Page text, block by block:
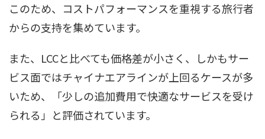
このため、コストパフォーマンスを重視する旅行者
からの支持を集めています。
また、LCCと比べても価格差が小さく、しかもサー
ビス面ではチャイナエアラインが上回るケースが多
いため、「少しの追加費用で快適なサービスを受け
られる」と評価されています。